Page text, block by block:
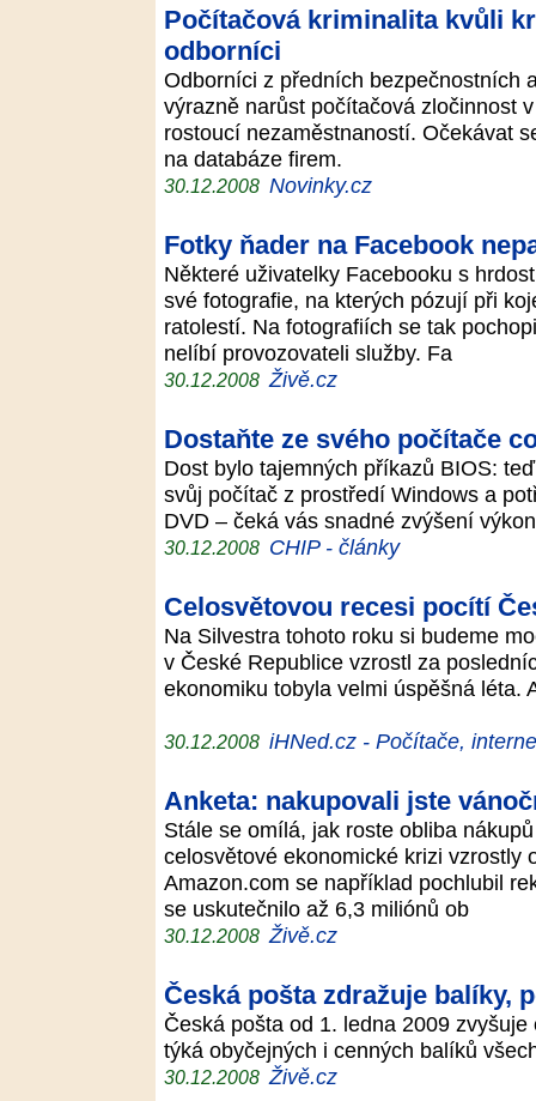
Počítačová kriminalita kvůli
odborníci
Odborníci z předních bezpečnostních
výrazně narůst počítačová zločinnost
rostoucí nezaměstnaností. Očekávat
na databáze firem.
30.12.2008 Novinky.cz
Fotky ňader na Facebook
Některé uživatelky Facebooku s
své fotografie, na kterých pózují při
ratolestí. Na fotografiích se tak
nelíbí provozovateli služby. Fa
30.12.2008 Živě.cz
Dostaňte ze svého počítače
Dost bylo tajemných příkazů BIOS:
svůj počítač z prostředí Windows a
DVD – čeká vás snadné zvýšení
30.12.2008 CHIP - články
Celosvětovou recesi pocítí
Na Silvestra tohoto roku si budeme
v České Republice vzrostl za
ekonomiku tobyla velmi úspěšná léta.
30.12.2008 iHNed.cz - Počítače,
Anketa: nakupovali jste
Stále se omílá, jak roste obliba
celosvětové ekonomické krizi vzrostly
Amazon.com se například pochlubil
se uskutečnilo až 6,3 miliónů ob
30.12.2008 Živě.cz
Česká pošta zdražuje balíky,
Česká pošta od 1. ledna 2009
týká obyčejných i cenných balíků
30.12.2008 Živě.cz